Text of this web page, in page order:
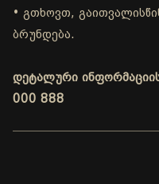
• გთხოვთ,
ბრუნდება.
დეტალური
000 888